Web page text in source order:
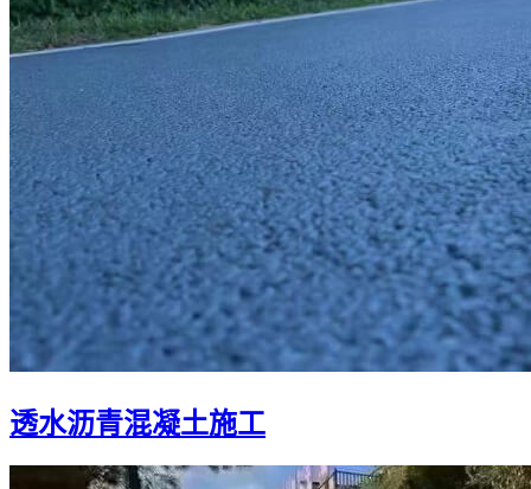
透水沥青混凝土施工